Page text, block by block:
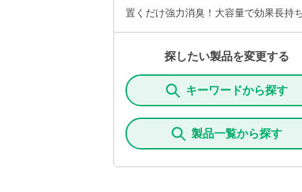
置くだけ強力消臭！大容量で効果長持
探したい製品を変更する
キーワードから探す
製品一覧から探す